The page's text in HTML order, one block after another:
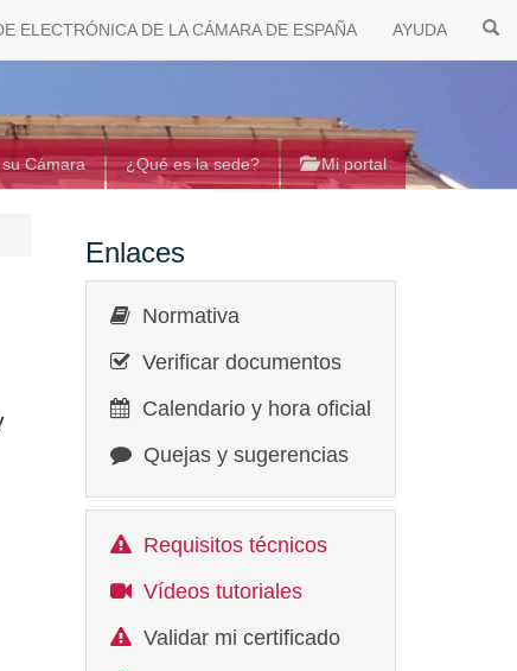
ELECTRÓNICA DE LA CÁMARA DE ESPAÑA AYUDA
Cámara ¿Qué es la sede? Mi portal
Enlaces
Normativa
Verificar documentos
Calendario y hora oficial
Quejas y sugerencias
Requisitos técnicos
Vídeos tutoriales
Validar mi certificado